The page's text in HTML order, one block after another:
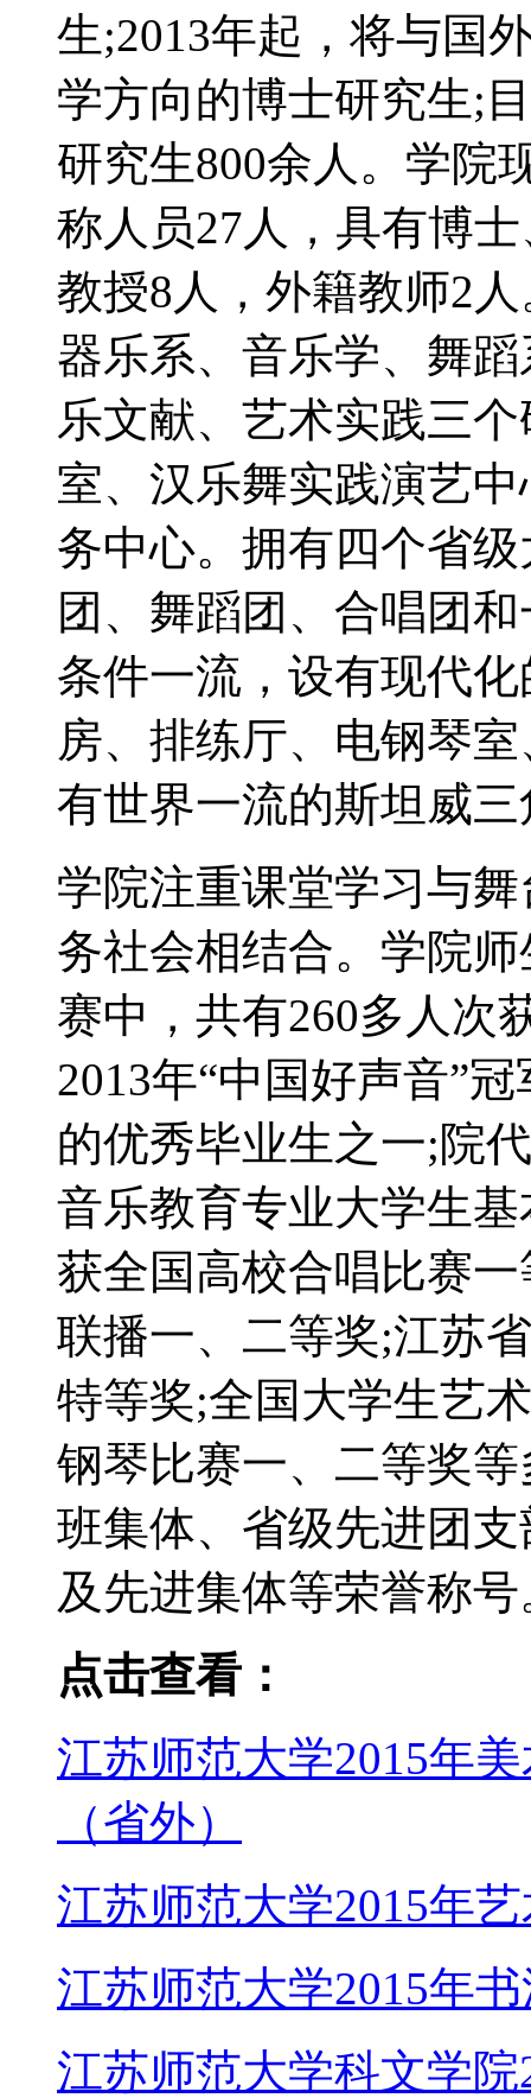
生;2013年起，将与国
学方向的博士研究生;
研究生800余人。学院
称人员27人，具有博
教授8人，外籍教师2
器乐系、音乐学、舞
乐文献、艺术实践三
室、汉乐舞实践演艺
务中心。拥有四个省
团、舞蹈团、合唱团
条件一流，设有现代
房、排练厅、电钢琴
有世界一流的斯坦威
学院注重课堂学习与
务社会相结合。学院
赛中，共有260多人次
2013年“中国好声音”
的优秀毕业生之一;院
音乐教育专业大学生
获全国高校合唱比赛
联播一、二等奖;江苏
特等奖;全国大学生艺
钢琴比赛一、二等奖
班集体、省级先进团
及先进集体等荣誉称号
点击查看：
江苏师范大学2015年
（省外）
江苏师范大学2015年
江苏师范大学2015年
江苏师范大学科文学